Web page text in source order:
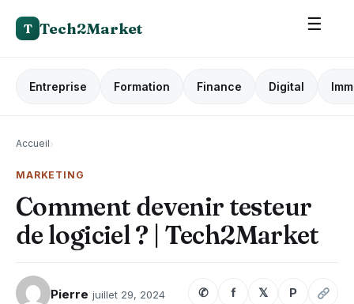
T Tech2Market ☰
Entreprise Formation Finance Digital
Accueil›
MARKETING
Comment devenir testeur
de logiciel ? | Tech2Market
Pierre juillet 29, 2024 ✆ f 𝕏 P